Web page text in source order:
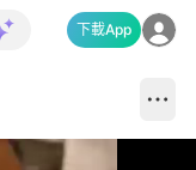
下載App